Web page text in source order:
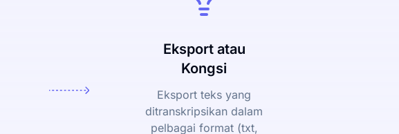
Eksport atau
Kongsi
Eksport teks yang
ditranskripsikan dalam
pelbagai format (txt,